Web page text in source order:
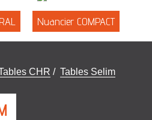
Nuancier COMPACT
CHR / Tables Selim